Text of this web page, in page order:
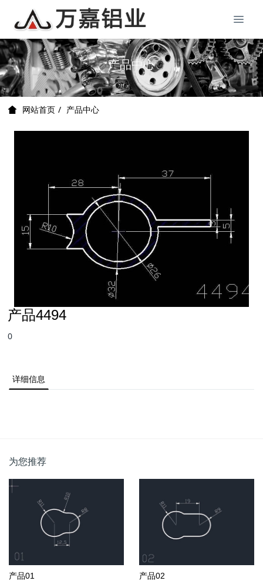
产品中心
网站首页 产品中心
产品4494
0
详细信息
为您推荐
产品01 产品02